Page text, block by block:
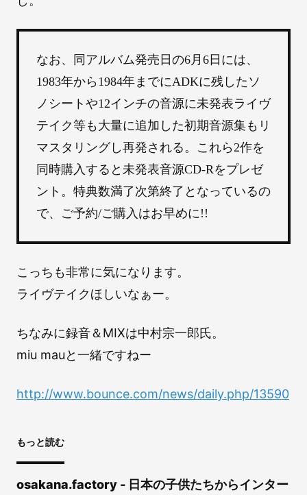
なお、同アルバム発売日の6月6日には、
1983年から1984年までにADKに残したソ
ノシートや12インチの音源に未発表ライヴ
テイク等も大量に追加した初期音源集もリ
マスタリングし再発される。これら2作を
同時購入すると未発表音源CD-Rをプレゼ
ント。特典数満了次第終了となっているの
で、ご予約/ご購入はお早めに!!
こっちも非常に気になります。
ライヴテイクほしいなぁー。
ちなみに録音＆MIXは中村宗一郎氏。
miu mauと一緒ですねー
http://www.bounce.com/news/daily.php/13590
もっと読む
osakana.factory - 日本の子供たちからインター